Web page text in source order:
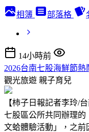
相簿 部落格
14小時前
2026台南七股海鮮節
觀光旅遊 親子育兒
【柿子日報記者李玲/
七股區公所共同辦理的
文蛤體驗活動」，之前